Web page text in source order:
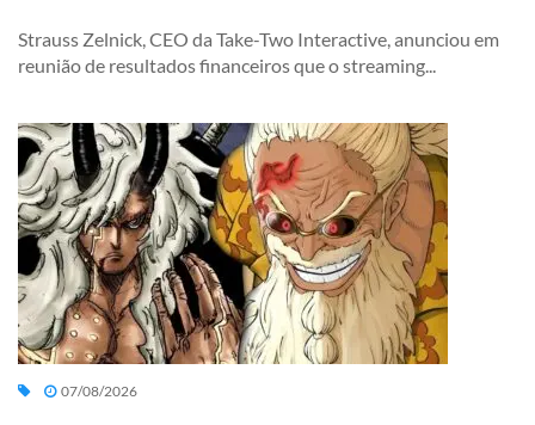
Strauss Zelnick, CEO da Take-Two Interactive, anunciou em
reunião de resultados financeiros que o streaming...
07/08/2026